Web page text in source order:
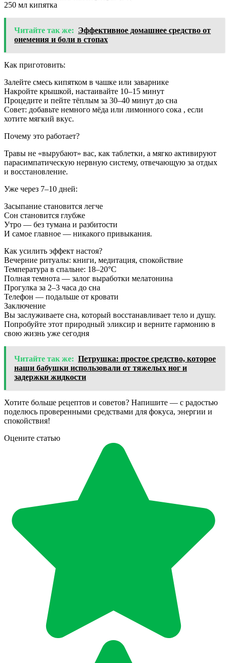
250 мл кипятка
Читайте так же: Эффективное домашнее средство от
онемения и боли в стопах
Как приготовить:
Залейте смесь кипятком в чашке или заварнике
Накройте крышкой, настаивайте 10–15 минут
Процедите и пейте тёплым за 30–40 минут до сна
Совет: добавьте немного мёда или лимонного сока , если
хотите мягкий вкус.
Почему это работает?
Травы не «вырубают» вас, как таблетки, а мягко активируют
парасимпатическую нервную систему, отвечающую за отдых
и восстановление.
Уже через 7–10 дней:
Засыпание становится легче
Сон становится глубже
Утро — без тумана и разбитости
И самое главное — никакого привыкания.
Как усилить эффект настоя?
Вечерние ритуалы: книги, медитация, спокойствие
Температура в спальне: 18–20°C
Полная темнота — залог выработки мелатонина
Прогулка за 2–3 часа до сна
Телефон — подальше от кровати
Заключение
Вы заслуживаете сна, который восстанавливает тело и душу.
Попробуйте этот природный эликсир и верните гармонию в
свою жизнь уже сегодня
Читайте так же: Петрушка: простое средство, которое
наши бабушки использовали от тяжелых ног и
задержки жидкости
Хотите больше рецептов и советов? Напишите — с радостью
поделюсь проверенными средствами для фокуса, энергии и
спокойствия!
Оцените статью